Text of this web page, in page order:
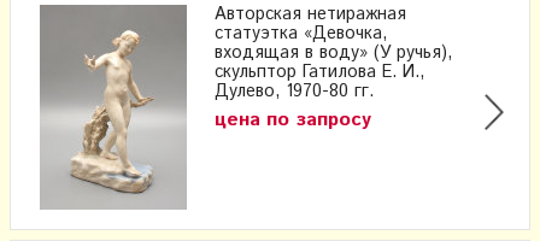
Авторская нетиражная
статуэтка «Девочка,
входящая в воду» (У ручья),
скульптор Гатилова Е. И.,
Дулево, 1970-80 гг.
цена по запросу